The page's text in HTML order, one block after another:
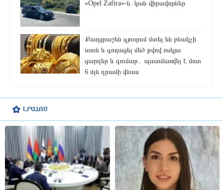
ԼՐԱՀՈՍ
«Opel Zafira»-ն. կան վիրավորներ
Քաղցրաշեն գյուղում մտել են բնակչի
տուն և գողացել մեծ թվով ոսկյա
զարդեր և գումար․ պատճառվել է մոտ
6 մլն դրամի վնաս